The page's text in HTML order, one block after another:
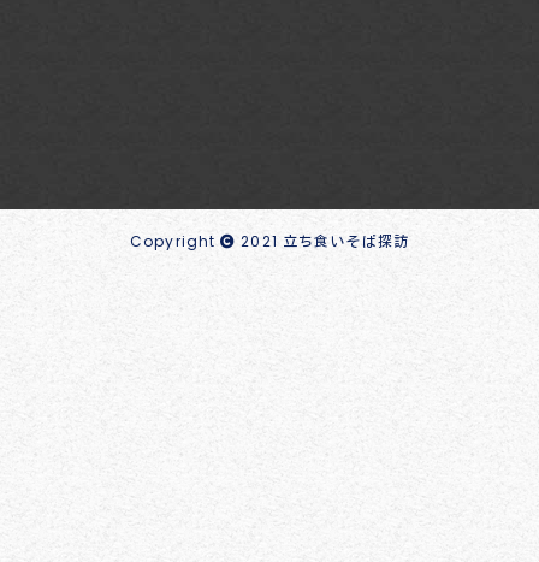
Copyright 2021 立ち食いそば探訪